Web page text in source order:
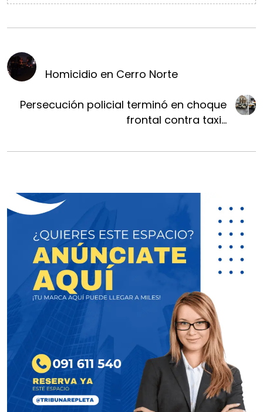
Homicidio en Cerro Norte
Persecución policial terminó en choque
frontal contra taxi...